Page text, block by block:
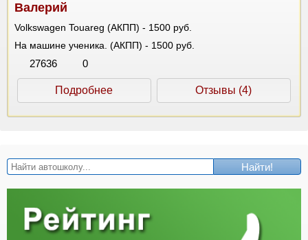
Валерий
Volkswagen Touareg (АКПП) - 1500 руб.
На машине ученика. (АКПП) - 1500 руб.
27636 0
Подробнее Отзывы (4)
Найти!